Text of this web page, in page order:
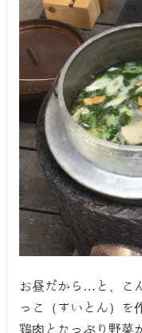
お昼だから…と、こ
っこ（すいとん）を
鶏肉とたっぷり野菜